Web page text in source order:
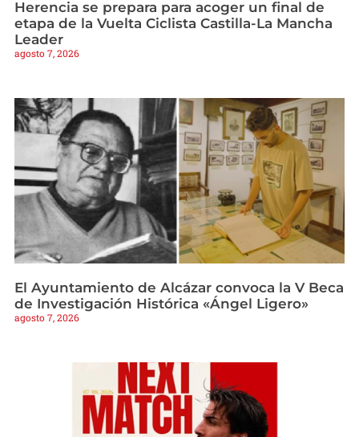
Herencia se prepara para acoger un final de
etapa de la Vuelta Ciclista Castilla-La Mancha
Leader
agosto 7, 2026
El Ayuntamiento de Alcázar convoca la V Beca
de Investigación Histórica «Ángel Ligero»
agosto 7, 2026